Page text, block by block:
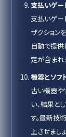
支払いゲー
支払いゲー
ザクション
自動で提供
定が含まれ
機器とソフ
古い機器や
い、結果と
す。最新技
上させましょ